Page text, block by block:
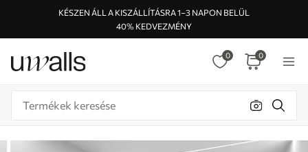
KÉSZEN ÁLL A KISZÁLLÍTÁSRA 1–3 NAPON BELÜL
40% KEDVEZMÉNY
0 0